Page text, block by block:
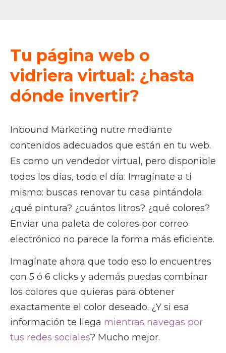
Tu página web o
vidriera virtual: ¿hasta
dónde invertir?
Inbound Marketing nutre mediante
contenidos adecuados que están en tu web.
Es como un vendedor virtual, pero disponible
todos los días, todo el día. Imagínate a ti
mismo: buscas renovar tu casa pintándola:
¿qué pintura? ¿cuántos litros? ¿qué colores?
Enviar una paleta de colores por correo
electrónico no parece la forma más eficiente.
Imagínate ahora que todo eso lo encuentres
con 5 ó 6 clicks y además puedas combinar
los colores que quieras para obtener
exactamente el color deseado. ¿Y si esa
información te llega mientras navegas por
tus redes sociales? Mucho mejor.